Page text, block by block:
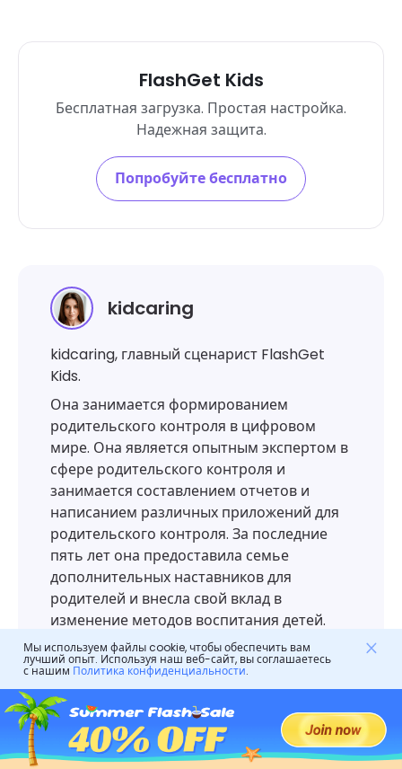
FlashGet Kids
Бесплатная загрузка. Простая настройка.
Надежная защита.
Попробуйте бесплатно
kidcaring
kidcaring, главный сценарист FlashGet
Kids.
Она занимается формированием
родительского контроля в цифровом
мире. Она является опытным экспертом в
сфере родительского контроля и
занимается составлением отчетов и
написанием различных приложений для
родительского контроля. За последние
пять лет она предоставила семье
дополнительных наставников для
родителей и внесла свой вклад в
изменение методов воспитания детей.
Мы используем файлы cookie, чтобы обеспечить вам
лучший опыт. Используя наш веб-сайт, вы соглашаетесь
с нашим Политика конфиденциальности.